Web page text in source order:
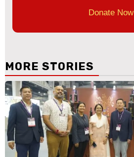
Donate Now
MORE STORIES